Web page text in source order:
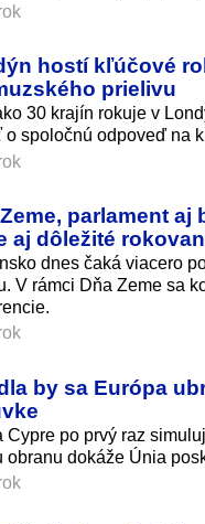
hostí kľúčové
prielivu
30 krajín rokuje v
o spoločnú odpoveď na
parlament
aj dôležité
dnes čaká viacero
V rámci Dňa Zeme sa
by sa Európa
Cypre po prvý raz
obranu dokáže Únia